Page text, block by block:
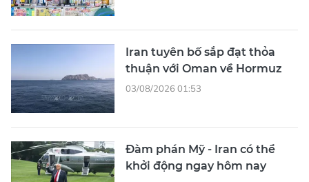
Iran tuyên bố sắp đạt thỏa
thuận với Oman về Hormuz
03/08/2026 01:53
Đàm phán Mỹ - Iran có thể
khởi động ngay hôm nay